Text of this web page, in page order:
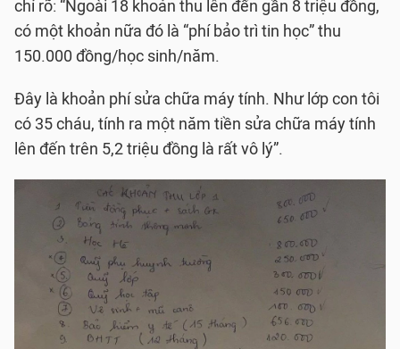
chỉ rõ: “Ngoài 18 khoản thu lên đến gần 8 triệu đồng,
có một khoản nữa đó là “phí bảo trì tin học” thu
150.000 đồng/học sinh/năm.
Đây là khoản phí sửa chữa máy tính. Như lớp con tôi
có 35 cháu, tính ra một năm tiền sửa chữa máy tính
lên đến trên 5,2 triệu đồng là rất vô lý”.